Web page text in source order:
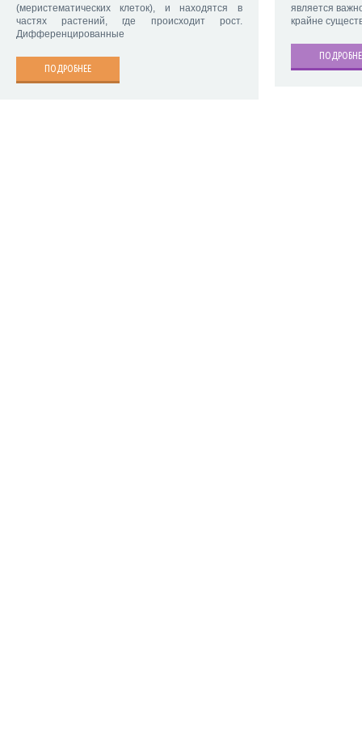
(меристематических клеток), и находятся в
частях растений, где происходит рост.
Дифференцированные
ПОДРОБНЕЕ
является
крайне